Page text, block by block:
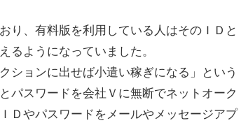
り、有料版を利用している人はそのＩＤと
るようになっていました。
ションに出せば小遣い稼ぎになる」という
パスワードを会社Ｖに無断でネットオーク
Ｄやパスワードをメールやメッセージアプ